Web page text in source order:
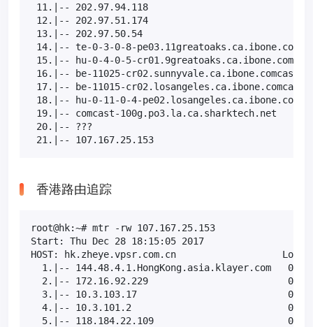
11.|-- 202.97.94.118
12.|-- 202.97.51.174
13.|-- 202.97.50.54
14.|-- te-0-3-0-8-
15.|-- hu-0-4-0-5-
16.|-- be-11025-
17.|-- be-11015-
18.|-- hu-0-11-0-4-
19.|-- comcast-100g.po3.la.ca.sharktech.net
20.|-- ???
21.|-- 107.167.25.153
香港路由追踪
root@hk:~# mtr -rw 107.167.25.153
Start: Thu Dec 28 18:15:05 2017
HOST: hk.zheye.vpsr.com.cn
1.|-- 144.48.4.1.HongKong.asia.klayer.com
2.|-- 172.16.92.229
3.|-- 10.3.103.17
4.|-- 10.3.101.2
5.|-- 118.184.22.109